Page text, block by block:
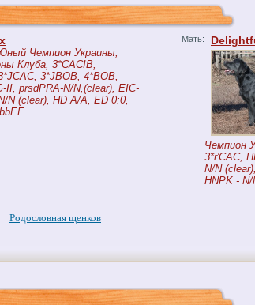
Чемпион Украины,
Клуба, 3*CACIB,
3*JBOB, 4*BOB,
II, prsdPRA-N/N,(clear), EIC-
N (clear), HD A/A, ED 0:0,
Мать:
Чемпион
3*r'CAC,
N/N
HNPK -
Родословная щенков